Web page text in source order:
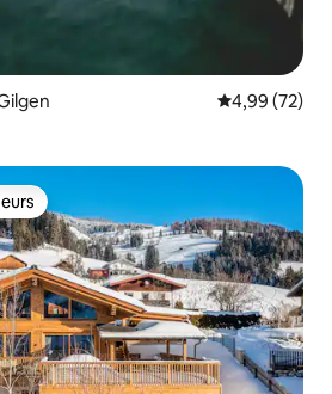
Note
4,99 (72)